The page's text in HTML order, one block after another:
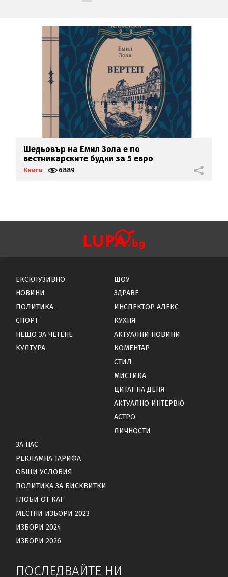
Шедьовър на Емил Зола е по
вестникарските будки за 5 евро
Книги 6889
ЕКСКЛУЗИВНО
НОВИНИ
ПОЛИТИКА
СПОРТ
НЕЩО ЗА ЧЕТЕНЕ
КУЛТУРА
ШОУ
ЗДРАВЕ
ИНСПЕКТОР АЛЕКС
КУХНЯ
АКТУАЛНИ НОВИНИ
КОМЕНТАР
СТИЛ
МИСТИКА
ЦИТАТ НА ДЕНЯ
АКТУАЛНО ИНТЕРВЮ
АСТРО
ЛИЧНОСТИ
ЗА НАС
РЕКЛАМНА ТАРИФА
ОБЩИ УСЛОВИЯ
ПОЛИТИКА ЗА БИСКВИТКИ
ГЛОБИ ОТ КАТ
МЕСТНИ ИЗБОРИ 2023
ИЗБОРИ 2024
ИЗБОРИ 2026
ПОСЛЕДВАЙТЕ НИ